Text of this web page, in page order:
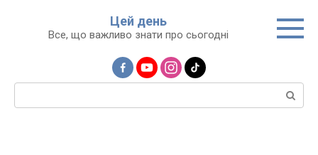
Цей день
Все, що важливо знати про сьогодні
Пошук: